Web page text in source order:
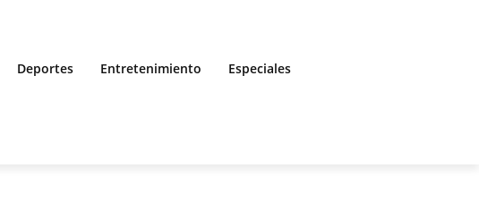
Deportes Entretenimiento Especiales